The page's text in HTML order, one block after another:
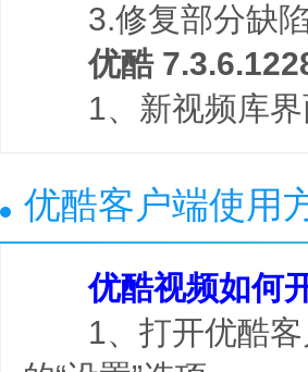
3.修复部分缺陷
优酷
1、新视频库界
优酷客户端使用
优酷视频如何
1、打开优酷客